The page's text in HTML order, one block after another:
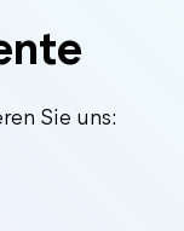
Sie uns: